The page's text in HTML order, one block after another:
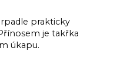
prakticky
je takřka
úkapu.